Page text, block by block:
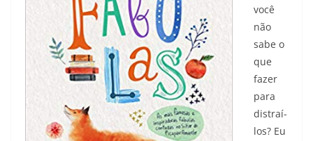
você
não
sabe o
que
fazer
para
distraí-
los? Eu